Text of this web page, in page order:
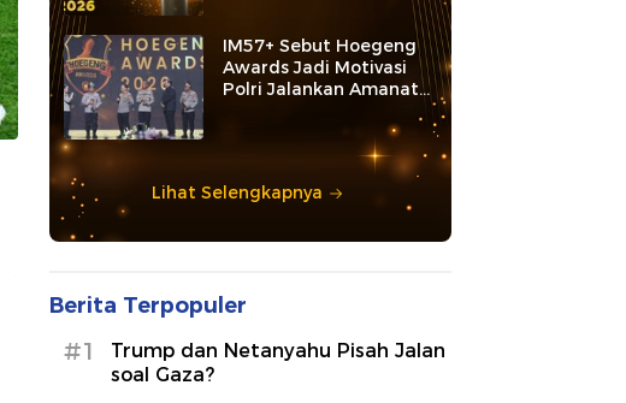
IM57+ Sebut Hoegeng
Awards Jadi Motivasi
Polri Jalankan Amanat
Lihat Selengkapnya
Berita Terpopuler
#1
Trump dan Netanyahu Pisah Jalan
soal Gaza?